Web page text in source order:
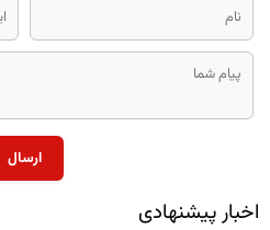
ارسال
اخبار پیشنهادی